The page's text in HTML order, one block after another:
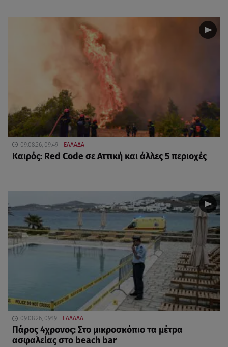
09.08.26, 09:49 ΕΛΛΑΔΑ
Καιρός: Red Code σε Αττική και άλλες 5 περιοχές
09.08.26, 09:19 ΕΛΛΑΔΑ
Πάρος 4χρονος: Στο μικροσκόπιο τα μέτρα
ασφαλείας στο beach bar